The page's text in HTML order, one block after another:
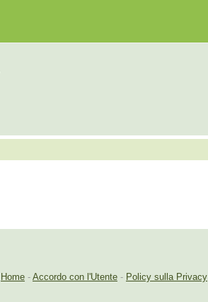
Home - Accordo con l'Utente - Policy sulla Privacy